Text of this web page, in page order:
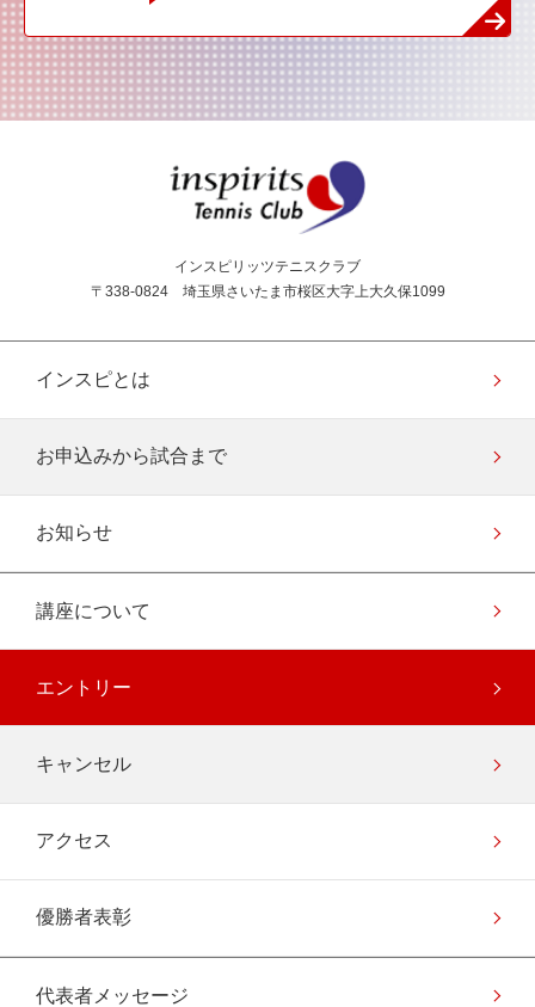
インスピリッツテニスクラブ
〒338-0824 埼玉県さいたま市桜区大字上大久保1099
インスピとは
お申込みから試合まで
お知らせ
講座について
エントリー
キャンセル
アクセス
優勝者表彰
代表者メッセージ